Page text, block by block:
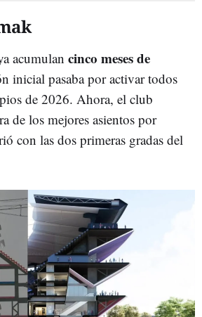
acumulan cinco meses de
inicial pasaba por activar todos
de 2026. Ahora, el club
de los mejores asientos por
con las dos primeras gradas del